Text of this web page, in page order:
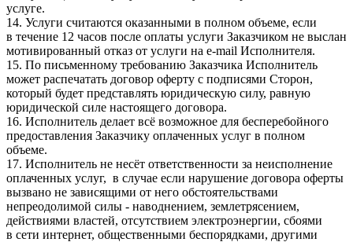
услуге.
14. Услуги считаются оказанными в полном объеме, если
в течение 12 часов после оплаты услуги Заказчиком не выслан
мотивированный отказ от услуги на e-mail Исполнителя.
15. По письменному требованию Заказчика Исполнитель
может распечатать договор оферту с подписями Сторон,
который будет представлять юридическую силу, равную
юридической силе настоящего договора.
16. Исполнитель делает всё возможное для бесперебойного
предоставления Заказчику оплаченных услуг в полном
объеме.
17. Исполнитель не несёт ответственности за неисполнение
оплаченных услуг, в случае если нарушение договора оферты
вызвано не зависящими от него обстоятельствами
непреодолимой силы - наводнением, землетрясением,
действиями властей, отсутствием электроэнергии, сбоями
в сети интернет, общественными беспорядками, другими